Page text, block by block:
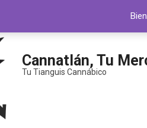
Cannatlán, Tu
Tu Tianguis Cannábico